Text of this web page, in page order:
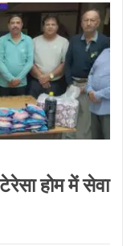
होम में सेवा